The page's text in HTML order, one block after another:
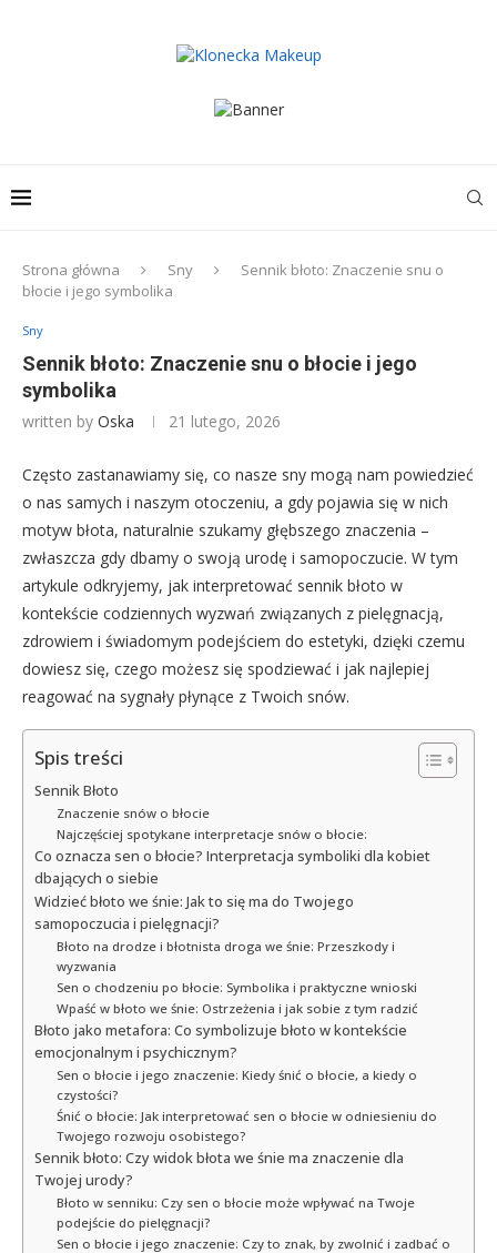
Strona główna Sny
Sennik błoto: Znaczenie snu o
błocie i jego symbolika
Sny
Sennik błoto: Znaczenie snu o błocie i jego
symbolika
written by Oska 21 lutego, 2026
Często zastanawiamy się, co nasze sny mogą nam powiedzieć
o nas samych i naszym otoczeniu, a gdy pojawia się w nich
motyw błota, naturalnie szukamy głębszego znaczenia –
zwłaszcza gdy dbamy o swoją urodę i samopoczucie. W tym
artykule odkryjemy, jak interpretować sennik błoto w
kontekście codziennych wyzwań związanych z pielęgnacją,
zdrowiem i świadomym podejściem do estetyki, dzięki czemu
dowiesz się, czego możesz się spodziewać i jak najlepiej
reagować na sygnały płynące z Twoich snów.
Spis treści
Sennik Błoto
Znaczenie snów o błocie
Najczęściej spotykane interpretacje snów o błocie:
Co oznacza sen o błocie? Interpretacja symboliki dla kobiet
dbających o siebie
Widzieć błoto we śnie: Jak to się ma do Twojego
samopoczucia i pielęgnacji?
Błoto na drodze i błotnista droga we śnie: Przeszkody i
wyzwania
Sen o chodzeniu po błocie: Symbolika i praktyczne wnioski
Wpaść w błoto we śnie: Ostrzeżenia i jak sobie z tym radzić
Błoto jako metafora: Co symbolizuje błoto w kontekście
emocjonalnym i psychicznym?
Sen o błocie i jego znaczenie: Kiedy śnić o błocie, a kiedy o
czystości?
Śnić o błocie: Jak interpretować sen o błocie w odniesieniu do
Twojego rozwoju osobistego?
Sennik błoto: Czy widok błota we śnie ma znaczenie dla
Twojej urody?
Błoto w senniku: Czy sen o błocie może wpływać na Twoje
podejście do pielęgnacji?
Sen o błocie i jego znaczenie: Czy to znak, by zwolnić i zadbać o